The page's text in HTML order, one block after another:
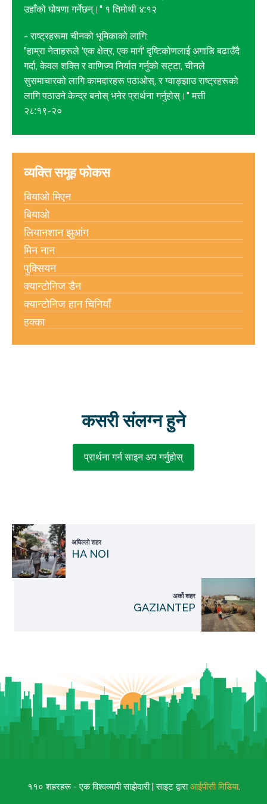
उहाँको घोषणा गर्नेछन्।" १ तिमोथी ४:१२
- राष्ट्रहरूमा चीनको भूमिकाको लागि:
"हाम्रा नेताहरूले 'एक क्षेत्र, एक मार्ग' दृष्टिकोणलाई अगाडि बढाउँदै
गर्दा, केवल शक्ति र वाणिज्य निर्यात गर्नुको सट्टा, चीनले
सुसमाचारको लागि कामदारहरू पठाओस्, र ग्वाङ्झाउ राष्ट्रहरूको
लागि पठाउने केन्द्र बनोस् भनेर प्रार्थना गर्नुहोस्।" मत्ती
२८:१९-२०
व्यक्ति समूह फोकस
बियाओ मिएन
बियाओ
लियानशान झुआंग
मिन नान
पुक्सियन
क्यान्टोनिज डैन
क्यान्टोनिज हान चिनियाँ
हक्का
कसरी संलग्न हुने
प्रार्थना गर्न साइन अप गर्नुहोस्
अघिल्लो शहर
HA NOI
अर्को शहर
GAZIANTEP
११० शहरहरू - एक विश्वव्यापी साझेदारी | साइट द्वाराआईपीसी मिडिया.